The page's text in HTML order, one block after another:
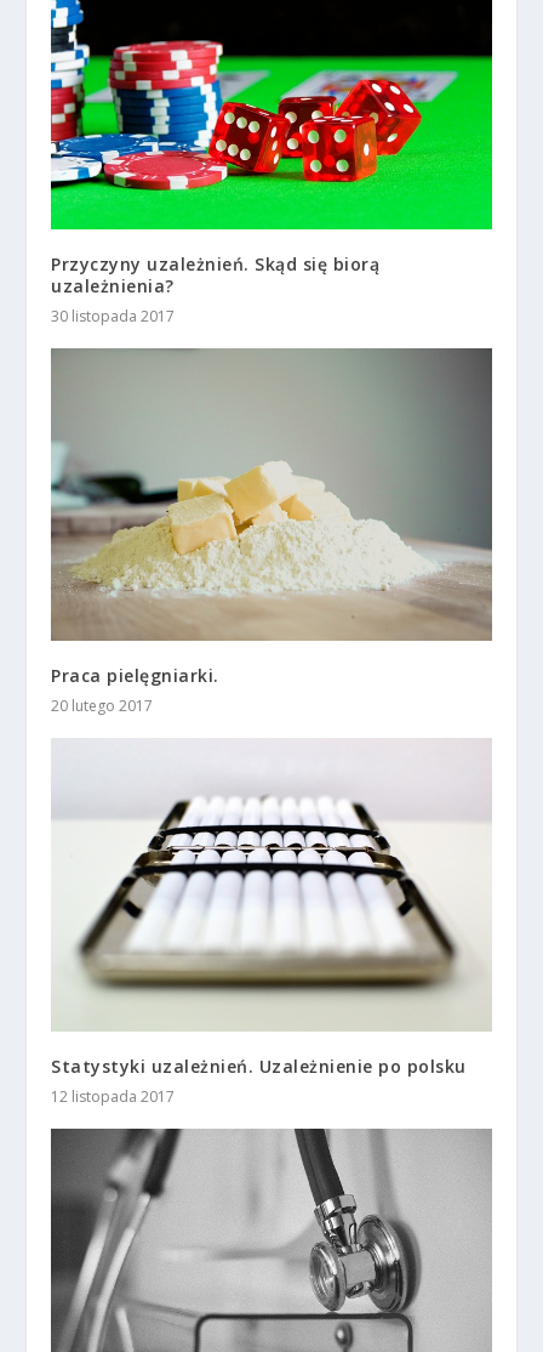
Przyczyny uzależnień. Skąd się biorą
uzależnienia?
30 listopada 2017
Praca pielęgniarki.
20 lutego 2017
Statystyki uzależnień. Uzależnienie po polsku
12 listopada 2017